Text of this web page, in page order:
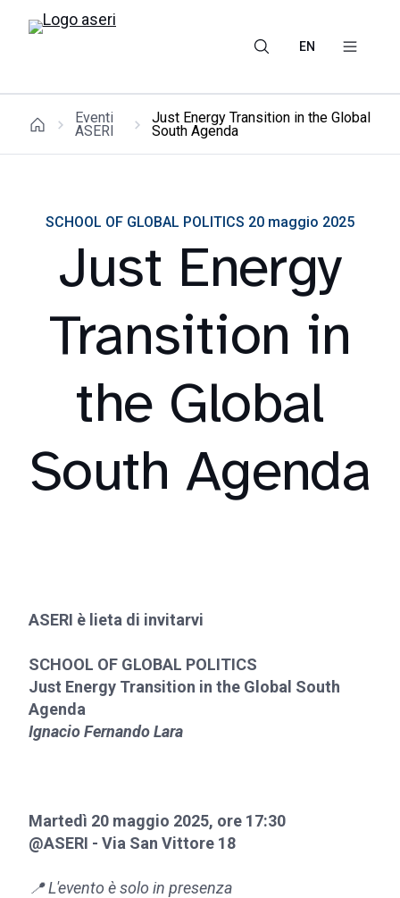
EN
Eventi
ASERI
Just Energy Transition in the Global
South Agenda
SCHOOL OF GLOBAL POLITICS 20 maggio 2025
Just Energy
Transition in
the Global
South Agenda
ASERI è lieta di invitarvi
SCHOOL OF GLOBAL POLITICS
Just Energy Transition in the Global South
Agenda
Ignacio Fernando Lara
Martedì 20 maggio 2025, ore 17:30
@ASERI - Via San Vittore 18
📍 L'evento è solo in presenza